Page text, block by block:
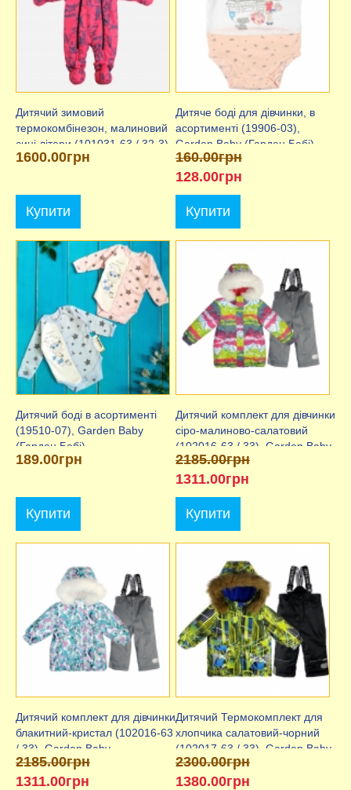
Дитячий зимовий
термокомбінезон, малиновий
сині літери (101031-63 / 32-3),
Garden Baby (Гарден Бебі)
1600.00грн
Купити
Дитяче боді для дівчинки, в
асортименті (19906-03),
Garden Baby (Гарден Бебі)
160.00грн
128.00грн
Купити
Дитячий боді в асортименті
(19510-07), Garden Baby
(Гарден Бебі)
189.00грн
Купити
Дитячий комплект для дівчинки
сіро-малиново-салатовий
(102016-63 / 33), Garden Baby
2185.00грн
1311.00грн
Купити
Дитячий комплект для дівчинки
блакитний-кристал (102016-63
/ 33), Garden Baby
2185.00грн
1311.00грн
Дитячий Термокомплект для
хлопчика салатовий-чорний
(102017-63 / 33), Garden Baby
2300.00грн
1380.00грн